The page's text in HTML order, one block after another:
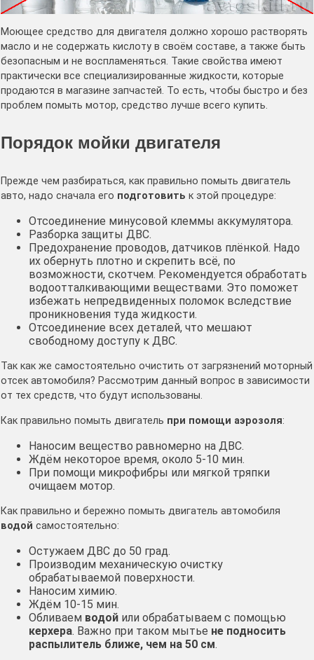
Моющее средство для двигателя должно хорошо растворять
масло и не содержать кислоту в своём составе, а также быть
безопасным и не воспламеняться. Такие свойства имеют
практически все специализированные жидкости, которые
продаются в магазине запчастей. То есть, чтобы быстро и без
проблем помыть мотор, средство лучше всего купить.
Порядок мойки двигателя
Прежде чем разбираться, как правильно помыть двигатель
авто, надо сначала его подготовить к этой процедуре:
Отсоединение минусовой клеммы аккумулятора.
Разборка защиты ДВС.
Предохранение проводов, датчиков плёнкой. Надо
их обернуть плотно и скрепить всё, по
возможности, скотчем. Рекомендуется обработать
водоотталкивающими веществами. Это поможет
избежать непредвиденных поломок вследствие
проникновения туда жидкости.
Отсоединение всех деталей, что мешают
свободному доступу к ДВС.
Так как же самостоятельно очистить от загрязнений моторный
отсек автомобиля? Рассмотрим данный вопрос в зависимости
от тех средств, что будут использованы.
Как правильно помыть двигатель при помощи аэрозоля:
Наносим вещество равномерно на ДВС.
Ждём некоторое время, около 5-10 мин.
При помощи микрофибры или мягкой тряпки
очищаем мотор.
Как правильно и бережно помыть двигатель автомобиля
водой самостоятельно:
Остужаем ДВС до 50 град.
Производим механическую очистку
обрабатываемой поверхности.
Наносим химию.
Ждём 10-15 мин.
Обливаем водой или обрабатываем с помощью
керхера. Важно при таком мытье не подносить
распылитель ближе, чем на 50 см.